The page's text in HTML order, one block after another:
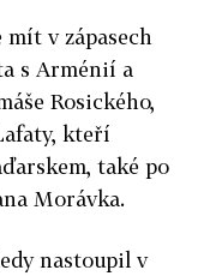
mít v zápasech
s Arménií a
Rosického,
kteří
také po
Morávka.
nastoupil v